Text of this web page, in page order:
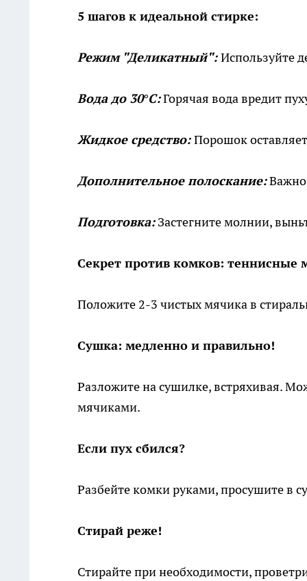
5 шагов к идеальной стирке:
Режим "Деликатный":Используйте
Вода до 30°C:Горячая вода вредит
Жидкое средство:Порошок
Дополнительное полоскание:Важно
Подготовка:Застегните молнии,
Секрет против комков: теннисные
Положите 2-3 чистых мячика в
Сушка: медленно и правильно!
Разложите на сушилке, встряхивая.
мячиками.
Если пух сбился?
Разбейте комки руками, просушите в
Стирай реже!
Стирайте при необходимости,